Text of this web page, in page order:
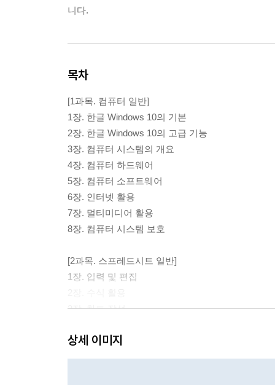
니다.
목차
[1과목. 컴퓨터 일반]
1장. 한글 Windows 10의 기본
2장. 한글 Windows 10의 고급 기능
3장. 컴퓨터 시스템의 개요
4장. 컴퓨터 하드웨어
5장. 컴퓨터 소프트웨어
6장. 인터넷 활용
7장. 멀티미디어 활용
8장. 컴퓨터 시스템 보호
[2과목. 스프레드시트 일반]
1장. 입력 및 편집
3장. 차트 작성
5장. 데이터 관리
6장. 데이터 분석
상세 이미지